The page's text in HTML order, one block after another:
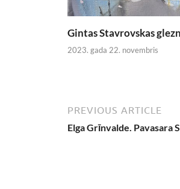
Gintas Stavrovskas
2023. gada 22. novembris
PREVIOUS ARTICLE
Elga Grīnvalde. Pavasara